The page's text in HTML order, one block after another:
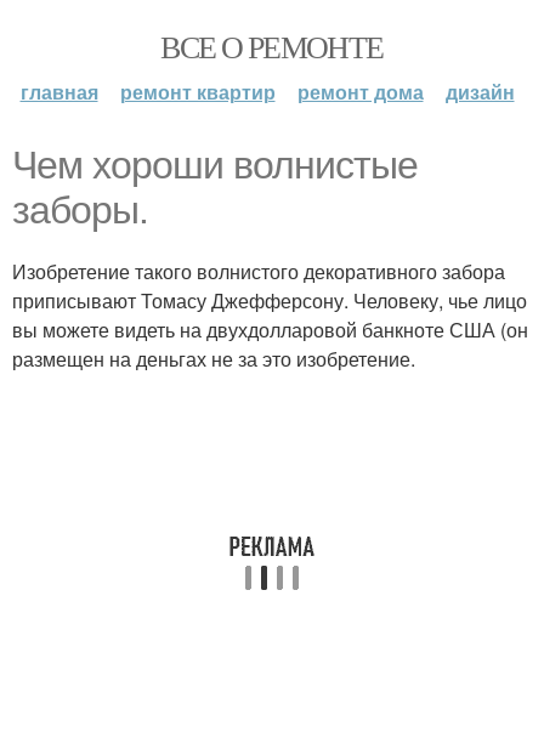
ВСЕ О РЕМОНТЕ
главная ремонт квартир ремонт дома дизайн
Чем хороши волнистые
заборы.
Изобретение такого волнистого декоративного забора
приписывают Томасу Джефферсону. Человеку, чье лицо
вы можете видеть на двухдолларовой банкноте США (он
размещен на деньгах не за это изобретение.